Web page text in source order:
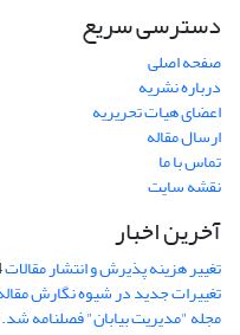
دسترسی سریع
صفحه اصلی
درباره نشریه
اعضای هیات تحریریه
ارسال مقاله
تماس با ما
نقشه سایت
آخرین اخبار
تغییر هزینه پذیرش و انتشار مقالات
تغییرات جدید در شیوه نگارش
مجله "مدیریت بیابان" فصلنامه شد.